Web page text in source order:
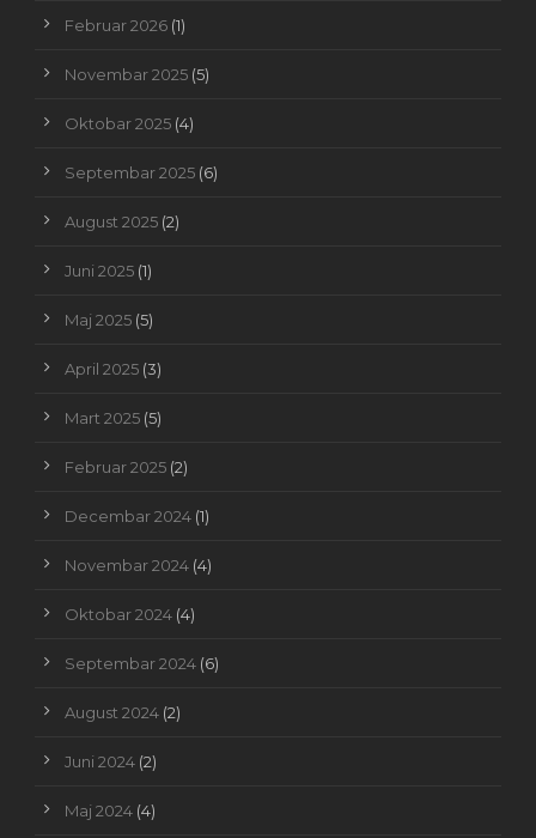
Februar 2026 (1)
Novembar 2025 (5)
Oktobar 2025 (4)
Septembar 2025 (6)
August 2025 (2)
Juni 2025 (1)
Maj 2025 (5)
April 2025 (3)
Mart 2025 (5)
Februar 2025 (2)
Decembar 2024 (1)
Novembar 2024 (4)
Oktobar 2024 (4)
Septembar 2024 (6)
August 2024 (2)
Juni 2024 (2)
Maj 2024 (4)